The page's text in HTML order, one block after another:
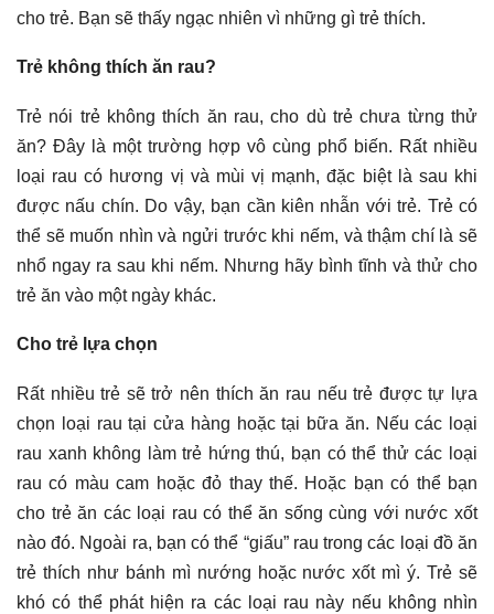
cho trẻ. Bạn sẽ thấy ngạc nhiên vì những gì trẻ thích.
Trẻ không thích ăn rau?
Trẻ nói trẻ không thích ăn rau, cho dù trẻ chưa từng thử
ăn? Đây là một trường hợp vô cùng phổ biến. Rất nhiều
loại rau có hương vị và mùi vị mạnh, đặc biệt là sau khi
được nấu chín. Do vậy, bạn cần kiên nhẫn với trẻ. Trẻ có
thể sẽ muốn nhìn và ngửi trước khi nếm, và thậm chí là sẽ
nhổ ngay ra sau khi nếm. Nhưng hãy bình tĩnh và thử cho
trẻ ăn vào một ngày khác.
Cho trẻ lựa chọn
Rất nhiều trẻ sẽ trở nên thích ăn rau nếu trẻ được tự lựa
chọn loại rau tại cửa hàng hoặc tại bữa ăn. Nếu các loại
rau xanh không làm trẻ hứng thú, bạn có thể thử các loại
rau có màu cam hoặc đỏ thay thế. Hoặc bạn có thể bạn
cho trẻ ăn các loại rau có thể ăn sống cùng với nước xốt
nào đó. Ngoài ra, bạn có thể “giấu” rau trong các loại đồ ăn
trẻ thích như bánh mì nướng hoặc nước xốt mì ý. Trẻ sẽ
khó có thể phát hiện ra các loại rau này nếu không nhìn